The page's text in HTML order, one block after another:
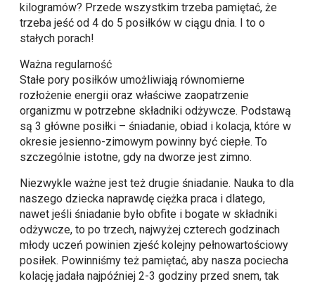
kilogramów? Przede wszystkim trzeba pamiętać, że
trzeba jeść od 4 do 5 posiłków w ciągu dnia. I to o
stałych porach!
Ważna regularność
Stałe pory posiłków umożliwiają równomierne
rozłożenie energii oraz właściwe zaopatrzenie
organizmu w potrzebne składniki odżywcze. Podstawą
są 3 główne posiłki – śniadanie, obiad i kolacja, które w
okresie jesienno-zimowym powinny być ciepłe. To
szczególnie istotne, gdy na dworze jest zimno.
Niezwykle ważne jest też drugie śniadanie. Nauka to dla
naszego dziecka naprawdę ciężka praca i dlatego,
nawet jeśli śniadanie było obfite i bogate w składniki
odżywcze, to po trzech, najwyżej czterech godzinach
młody uczeń powinien zjeść kolejny pełnowartościowy
posiłek. Powinniśmy też pamiętać, aby nasza pociecha
kolację jadała najpóźniej 2-3 godziny przed snem, tak